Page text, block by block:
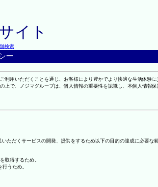
イト
検索
ー
用いただくことを通じ、お客様により豊かでより快適な生活体験
で、ノジマグループは、個人情報の重要性を認識し、本個人情報
だくサービスの開発、提供をするため以下の目的の達成に必要な
取得するため。
うため。